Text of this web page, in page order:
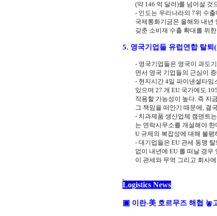
(약 146 억 달러)를 넘어설 것
- 인도는 우리나라의 7위 수
국제통화기금은 올해와 내년
갖춘 소비재 수출 확대를 위
5. 영국기업들 유럽연합 탈퇴(
- 영국기업들은 영국이 과도
면서 영국 기업들의 근심이
- 현지시간 4일 파이낸셜타임
있으며 27개 EU 국가에도
작용할 가능성이 높다. 즉 지
그 책임을 떠안기 때문에, 결
- 치과제품 생산업체 캠덴트
는 연락사무소를 개설해야 한
U 규제의 복잡성에 대해 불평
-대기업들은 EU 관세 동맹
없이 내년에 EU 를 떠날 경우
이 관세와 무역 그리고 회사
Logistics News
▣ 이란-美호르무즈 해협 놓